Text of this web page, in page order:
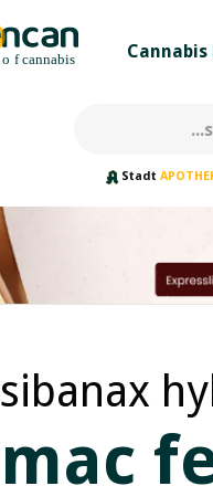
Stadt
sibanax
mac